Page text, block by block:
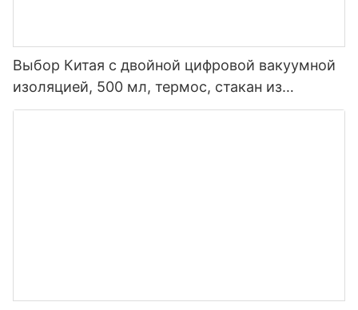
Выбор Китая с двойной цифровой вакуумной
изоляцией, 500 мл, термос, стакан из
нержавеющей стали, умная бутылка для